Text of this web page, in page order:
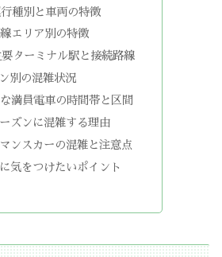
種別と車両の特徴
エリア別の特徴
要ターミナル駅と接続路線
別の混雑状況
満員電車の時間帯と区間
ズンに混雑する理由
ンスカーの混雑と注意点
気をつけたいポイント